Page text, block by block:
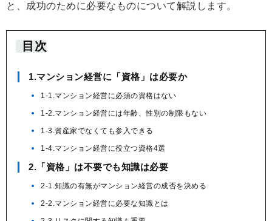
と、成功のために必要なものについて解説します。
目次
1.マンション経営に「資格」は必要か
1-1.マンション経営に必須の資格はない
1-2.マンション経営には年齢、性別の制限もない
1-3.資産家でなくても参入できる
1-4.マンション経営に役立つ資格4選
2.「資格」は不要でも知識は必要
2-1.知識の有無がマンション経営の成否を決める
2-2.マンション経営に必要な知識とは